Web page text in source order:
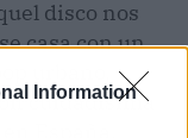
Information
disco nos
casa con un
cuidadísima